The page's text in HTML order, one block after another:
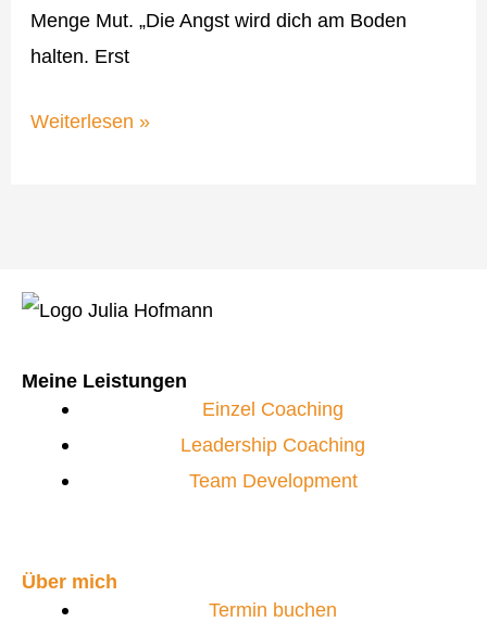
Menge Mut. „Die Angst wird dich am Boden
halten. Erst
Weiterlesen »
Meine Leistungen
Einzel Coaching
Leadership Coaching
Team Development
Über mich
Termin buchen